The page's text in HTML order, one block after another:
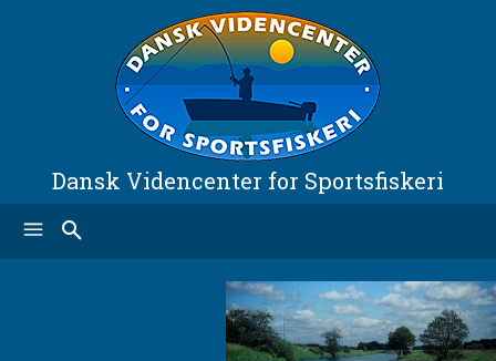
Dansk Videncenter for Sportsfiskeri